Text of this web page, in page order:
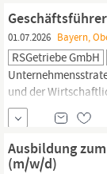
abgeschlossenes
01.07.2026 Bayern,
RSGetriebe GmbH
und der
Zusammenarbeit
wertschätzende
abgeschlossenes
Ausbildung
(m/w/d)